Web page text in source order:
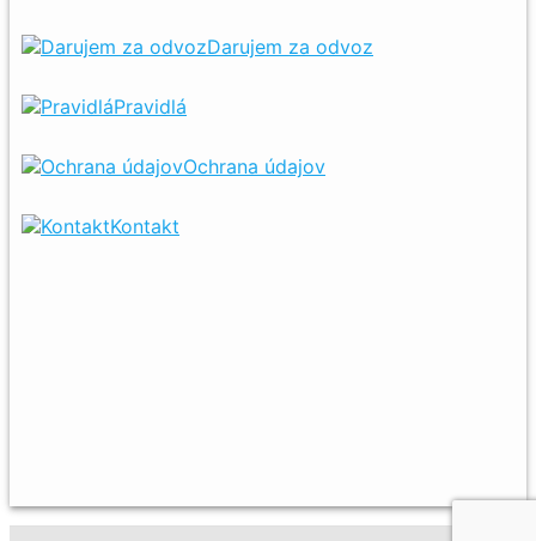
Darujem za odvoz
Pravidlá
Ochrana údajov
Kontakt